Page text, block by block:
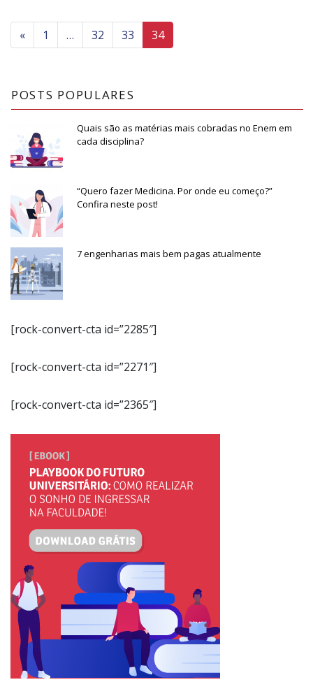
« 1 … 32 33 34
POSTS POPULARES
Quais são as matérias mais cobradas no Enem em
cada disciplina?
“Quero fazer Medicina. Por onde eu começo?”
Confira neste post!
7 engenharias mais bem pagas atualmente
[rock-convert-cta id=”2285″]
[rock-convert-cta id=”2271″]
[rock-convert-cta id=”2365″]